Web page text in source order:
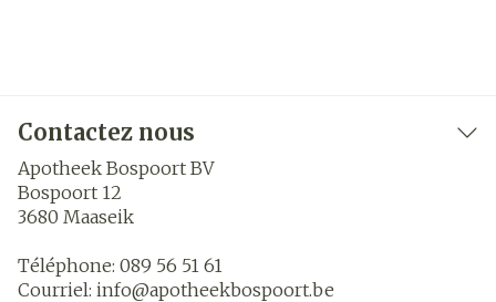
Contactez nous
Apotheek Bospoort BV
Bospoort 12
3680 Maaseik
Téléphone: 089 56 51 61
Courriel: info@apotheekbospoort.be